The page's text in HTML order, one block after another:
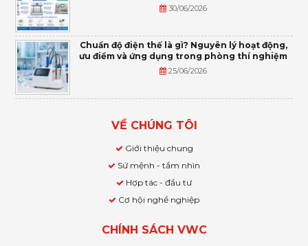
30/06/2026
Chuẩn độ điện thế là gì? Nguyên lý hoạt động,
ưu điểm và ứng dụng trong phòng thí nghiệm
25/06/2026
VỀ CHÚNG TÔI
Giới thiệu chung
Sứ mệnh - tầm nhìn
Hợp tác - đầu tư
Cơ hội nghề nghiệp
CHÍNH SÁCH VWC